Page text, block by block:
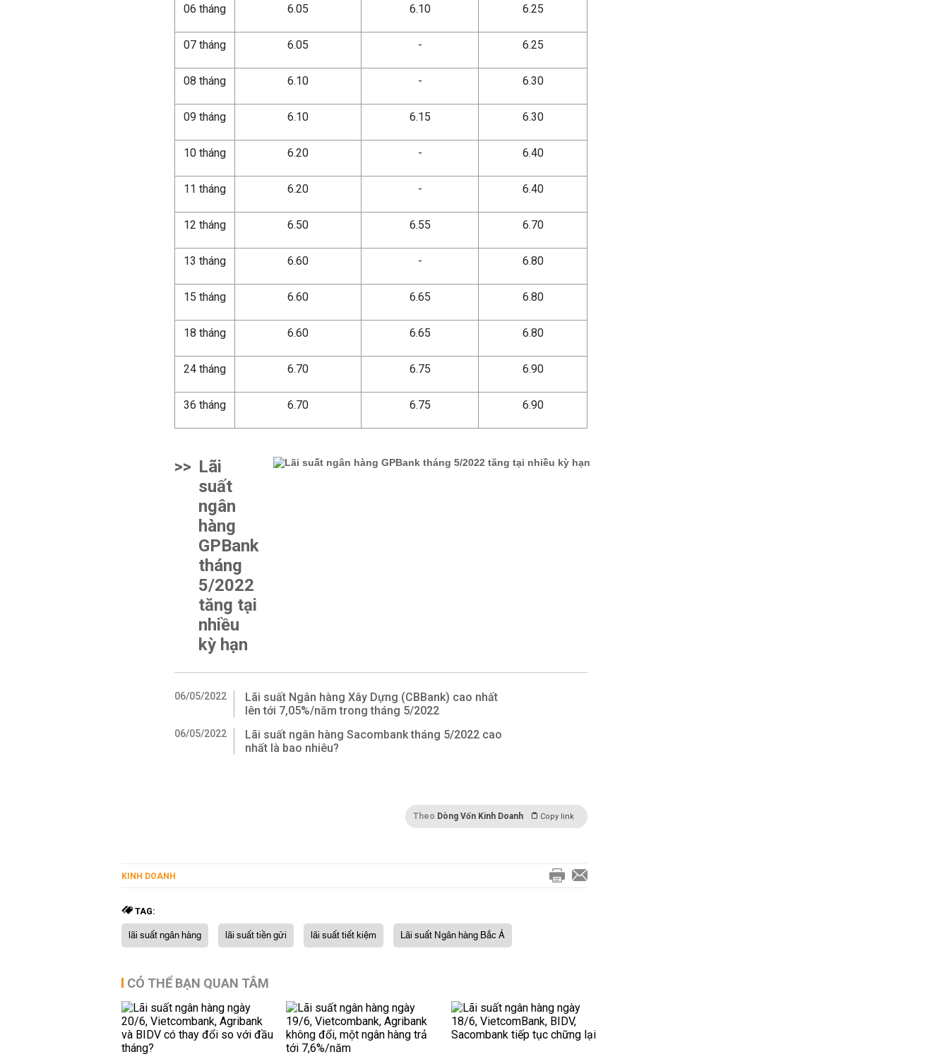
06 tháng 6.05 6.10 6.25
07 tháng 6.05 - 6.25
08 tháng 6.10 - 6.30
09 tháng 6.10 6.15 6.30
10 tháng 6.20 - 6.40
11 tháng 6.20 - 6.40
12 tháng 6.50 6.55 6.70
13 tháng 6.60 - 6.80
15 tháng 6.60 6.65 6.80
18 tháng 6.60 6.65 6.80
24 tháng 6.70 6.75 6.90
36 tháng 6.70 6.75 6.90
>> Lãi
suất
ngân
hàng
GPBank
tháng
5/2022
tăng tại
nhiều
kỳ hạn
06/05/2022
Lãi suất Ngân hàng Xây Dựng (CBBank) cao nhất
lên tới 7,05%/năm trong tháng 5/2022
06/05/2022
Lãi suất ngân hàng Sacombank tháng 5/2022 cao
nhất là bao nhiêu?
Theo Dòng Vốn Kinh Doanh Copy link
KINH DOANH
TAG:
lãi suất ngân hàng lãi suất tiền gửi lãi suất tiết kiệm Lãi suất Ngân hàng Bắc Á
CÓ THỂ BẠN QUAN TÂM